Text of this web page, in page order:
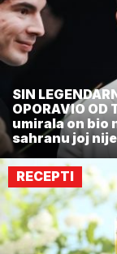
SIN
OPORAVIO OD
umirala on bio
sahranu joj
RECEPTI